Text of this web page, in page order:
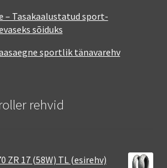
– Tasakaalustatud sport-
sõiduks
sportlik tänavarehv
rehvid
ZR 17 (58W) TL (esirehv)